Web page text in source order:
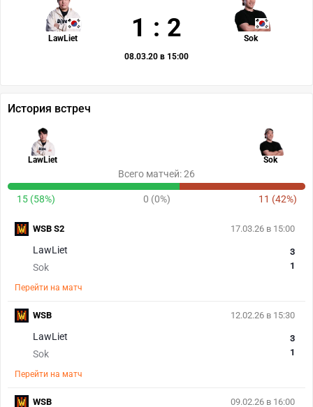
LawLiet Sok
1 : 2
08.03.20 в 15:00
История встреч
LawLiet Sok
Всего матчей: 26
15 (58%) 0 (0%) 11 (42%)
17.03.26 в 15:00
LawLiet
Sok
3
1
Перейти на матч
WSB S2
12.02.26 в 15:30
LawLiet
Sok
3
1
Перейти на матч
WSB
09.02.26 в 16:00
WSB